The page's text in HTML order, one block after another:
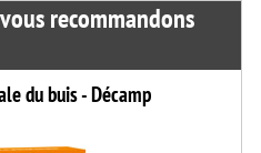
recommandons
du buis - Décamp